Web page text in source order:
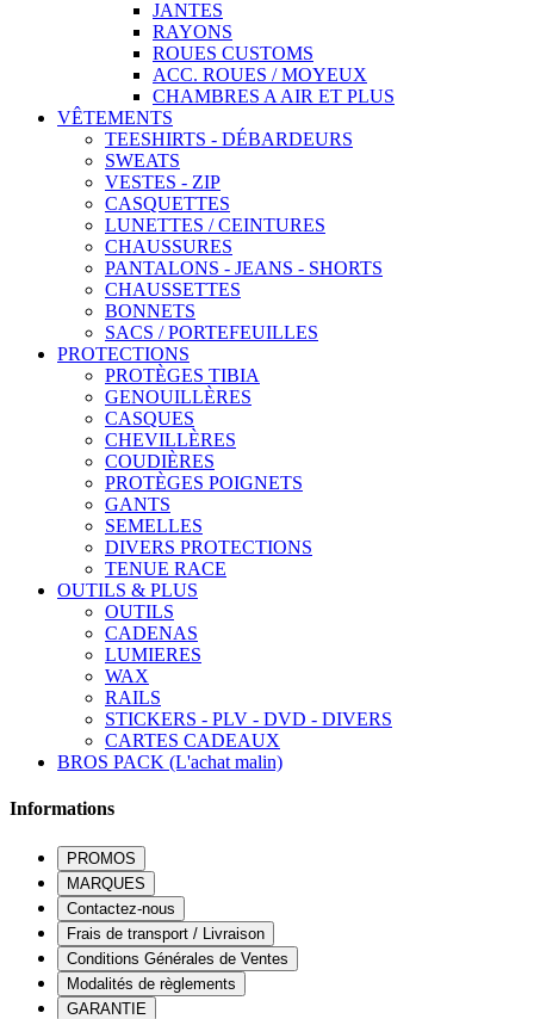
JANTES
RAYONS
ROUES CUSTOMS
ACC. ROUES / MOYEUX
CHAMBRES A AIR ET PLUS
VÊTEMENTS
TEESHIRTS - DÉBARDEURS
SWEATS
VESTES - ZIP
CASQUETTES
LUNETTES / CEINTURES
CHAUSSURES
PANTALONS - JEANS - SHORTS
CHAUSSETTES
BONNETS
SACS / PORTEFEUILLES
PROTECTIONS
PROTÈGES TIBIA
GENOUILLÈRES
CASQUES
CHEVILLÈRES
COUDIÈRES
PROTÈGES POIGNETS
GANTS
SEMELLES
DIVERS PROTECTIONS
TENUE RACE
OUTILS & PLUS
OUTILS
CADENAS
LUMIERES
WAX
RAILS
STICKERS - PLV - DVD - DIVERS
CARTES CADEAUX
BROS PACK (L'achat malin)
Informations
PROMOS
MARQUES
Contactez-nous
Frais de transport / Livraison
Conditions Générales de Ventes
Modalités de règlements
GARANTIE